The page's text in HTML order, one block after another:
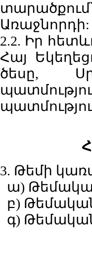
Առաջնորդի:
2.2. Իր
Հայ
ծեսը,
3. Թեմի
ա)
բ)
գ)